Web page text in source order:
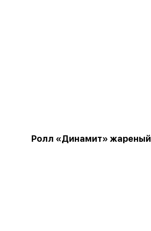
Ролл «Динамит» жареный